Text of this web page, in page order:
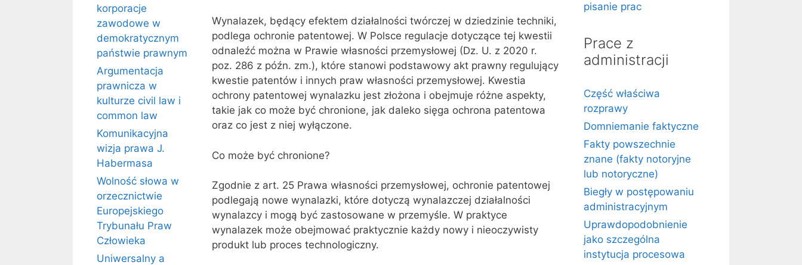
Wynalazek, będący efektem działalności twórczej w dziedzinie techniki,
podlega ochronie patentowej. W Polsce regulacje dotyczące tej kwestii
odnaleźć można w Prawie własności przemysłowej (Dz. U. z 2020 r.
poz. 286 z późn. zm.), które stanowi podstawowy akt prawny regulujący
kwestie patentów i innych praw własności przemysłowej. Kwestia
ochrony patentowej wynalazku jest złożona i obejmuje różne aspekty,
takie jak co może być chronione, jak daleko sięga ochrona patentowa
oraz co jest z niej wyłączone.
Co może być chronione?
Zgodnie z art. 25 Prawa własności przemysłowej, ochronie patentowej
podlegają nowe wynalazki, które dotyczą wynalazczej działalności
wynalazcy i mogą być zastosowane w przemyśle. W praktyce
wynalazek może obejmować praktycznie każdy nowy i nieoczywisty
produkt lub proces technologiczny.
korporacje
zawodowe w
demokratycznym
państwie prawnym
Argumentacja
prawnicza w
kulturze civil law i
common law
Komunikacyjna
wizja prawa J.
Habermasa
Wolność słowa w
orzecznictwie
Europejskiego
Trybunału Praw
Człowieka
Uniwersalny a
pisanie prac
Prace z
administracji
Część właściwa
rozprawy
Domniemanie faktyczne
Fakty powszechnie
znane (fakty notoryjne
lub notoryczne)
Biegły w postępowaniu
administracyjnym
Uprawdopodobnienie
jako szczególna
instytucja procesowa